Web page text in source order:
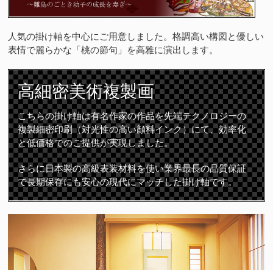
人気の掛け軸を中心にご用意しました。格調高い構図と優しい
表情で麗らかな「桃の節句」を高雅に演出します。
高細密美術複製画
こちらの掛け軸は有名作家の作品を先端テクノロジーの
複製細密印刷（対光性の高い顔料インク）にて、効率化
と低価格でのご提供が実現しました。
さらに日本製の高級表装材料を使い業界最長の品質保証
で長期保存にも安心の現代にマッチした掛け軸です。